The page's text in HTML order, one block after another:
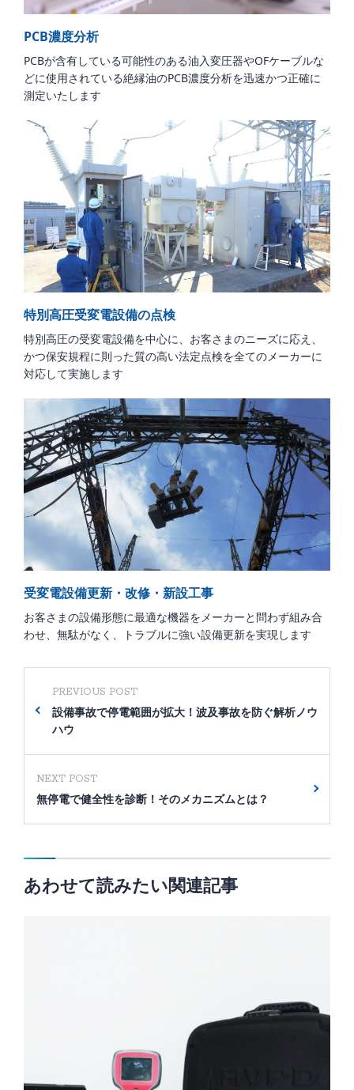
PCB濃度分析
PCBが含有している可能性のある油入変圧器やOFケーブルな
どに使用されている絶縁油のPCB濃度分析を迅速かつ正確に
測定いたします
特別高圧受変電設備の点検
特別高圧の受変電設備を中心に、お客さまのニーズに応え、
かつ保安規程に則った質の高い法定点検を全てのメーカーに
対応して実施します
受変電設備更新・改修・新設工事
お客さまの設備形態に最適な機器をメーカーと問わず組み合
わせ、無駄がなく、トラブルに強い設備更新を実現します
PREVIOUS POST
設備事故で停電範囲が拡大！波及事故を防ぐ解析ノウ
ハウ
NEXT POST
無停電で健全性を診断！そのメカニズムとは？
あわせて読みたい関連記事